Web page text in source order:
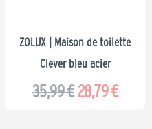
ZOLUX | Maison de toilette
Clever bleu acier
35,99€ 28,79€